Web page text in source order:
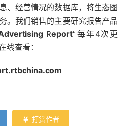
、经营情况的数据库，将生态图
。我们销售的主要研究报告产品
Report” 每年4次更
线查看：
 打赏作者